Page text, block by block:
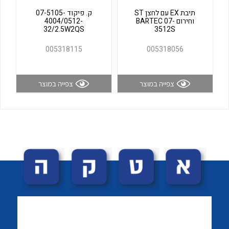
לכל מוצרי היצרן לכל מוצרי היצרן תיבת EX עם לחצן ST
וחירום BARTEC 07-
3512S
005318056
צפייה במוצר
ק. פיקוד 07-5105-
4004/0512-
32/2.5W2QS
005318115
צפייה במוצר